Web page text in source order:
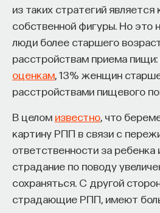
из таких стратегий является
собственной фигуры. Но это
люди более старшего
расстройствам приема пищи:
оценкам , 13% женщин
расстройствами пищевого
В целом известно , что
картину РПП в связи с
ответственности за ребенка
страдание по поводу
сохраняться. С другой
страдающие РПП, имеют